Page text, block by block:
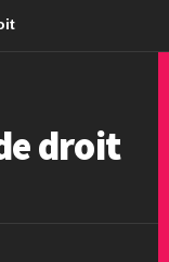
droit